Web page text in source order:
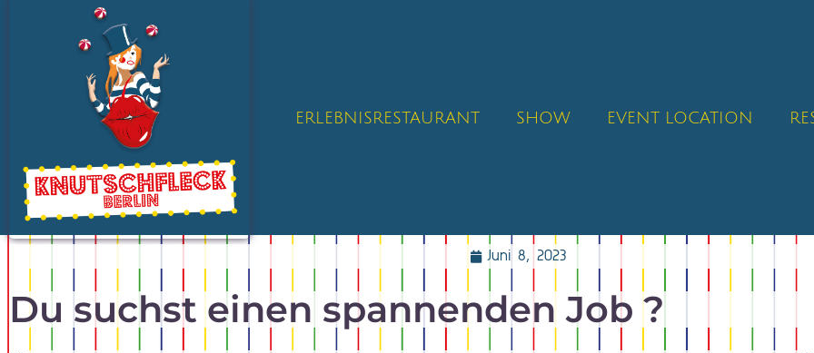
ERLEBNISRESTAURANT SHOW EVENT LOCATION
Juni 8, 2023
Du suchst einen spannenden Job ?